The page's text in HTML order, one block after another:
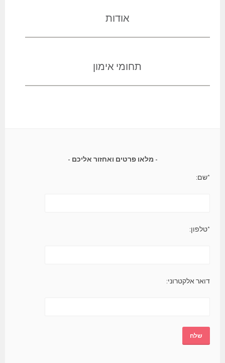
אודות
תחומי אימון
מלאו פרטים ואחזור אליכם
*שם:
*טלפון:
דואר אלקטרוני: